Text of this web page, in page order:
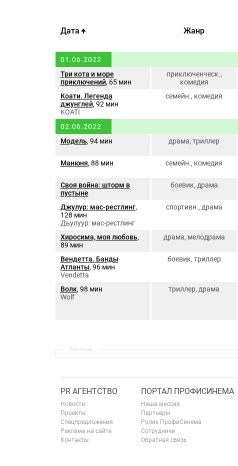
Дата Жанр
01.06.2022
Три кота и море
приключений, 65 мин
приключенческ.,
комедия
Коати. Легенда
джунглей, 92 мин
KOATI
семейн., комедия
02.06.2022
Модель, 94 мин драма, триллер
Манюня, 88 мин семейн., комедия
Своя война: шторм в
пустыне
боевик, драма
Джулур: мас-рестлинг,
128 мин
Дьулуур: мас-рестлинг
спортивн., драма
Хиросима, моя любовь,
89 мин
драма, мелодрама
Вендетта. Банды
Атланты, 96 мин
Vendetta
боевик, триллер
Волк, 98 мин
Wolf
триллер, драма
Реклама
PR АГЕНТСТВО
Новости
Проекты
Спецпредложения
Реклама на сайте
Контакты
ПОРТАЛ ПРОФИСИНЕМА
Наша миссия
Партнеры
Ролик ПрофиСинема
Сотрудники
Обратная связь